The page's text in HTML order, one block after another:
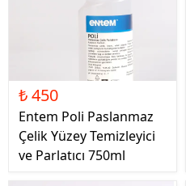
₺ 450
Entem Poli Paslanmaz
Çelik Yüzey Temizleyici
ve Parlatıcı 750ml